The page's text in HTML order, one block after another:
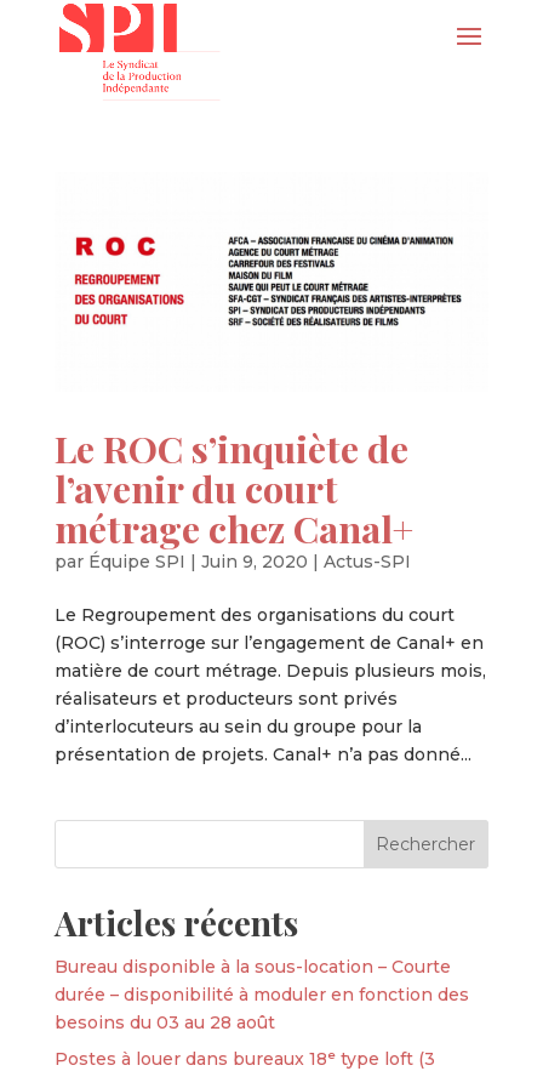
Le ROC s’inquiète de
l’avenir du court
métrage chez Canal+
par Équipe SPI | Juin 9, 2020 | Actus-SPI
Le Regroupement des organisations du court
(ROC) s’interroge sur l’engagement de Canal+ en
matière de court métrage. Depuis plusieurs mois,
réalisateurs et producteurs sont privés
d’interlocuteurs au sein du groupe pour la
présentation de projets. Canal+ n’a pas donné...
Articles récents
Bureau disponible à la sous-location – Courte
durée – disponibilité à moduler en fonction des
besoins du 03 au 28 août
Postes à louer dans bureaux 18ᵉ type loft (3